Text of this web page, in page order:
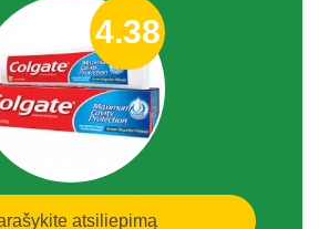
4.38
atsiliepimą